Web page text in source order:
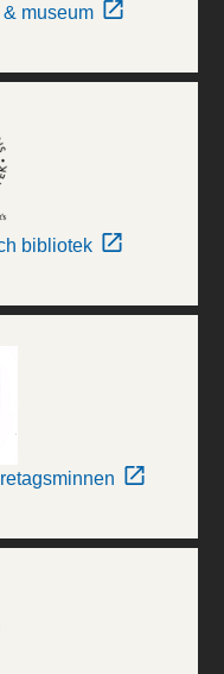
museum
bibliotek